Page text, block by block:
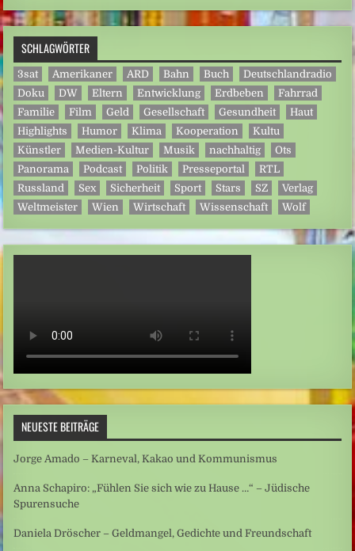
SCHLAGWÖRTER
3sat Amerikaner ARD Bahn Buch
Deutschlandradio
Doku
DW Eltern Entwicklung Erdbeben
Fahrrad
Familie
Film Geld Gesellschaft Gesundheit
Haut
Highlights
Humor Klima Kooperation
Kultu
Künstler
Medien-Kultur Musik nachhaltig
Ots
Panorama
Podcast Politik Presseportal
RTL
Russland
Sex Sicherheit Sport Stars SZ
Verlag
Weltmeister
Wien Wirtschaft Wissenschaft Wolf
NEUESTE BEITRÄGE
Jorge Amado – Karneval, Kakao und Kommunismus
Anna Schapiro: „Fühlen Sie sich wie zu Hause …“ – Jüdische
Spurensuche
Daniela Dröscher – Geldmangel, Gedichte und Freundschaft